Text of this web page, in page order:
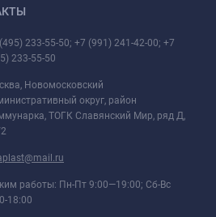
233-55-50; +7 (991) 241-42-00; +7
233-55-50
Новомосковский
округ, район
ТОГК Славянский Мир, ряд Д,
работы: Пн-Пт 9:00—19:00; Сб-Вс
18:00